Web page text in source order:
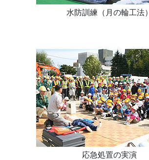
水防訓練（月の輪工法）
応急処置の実演